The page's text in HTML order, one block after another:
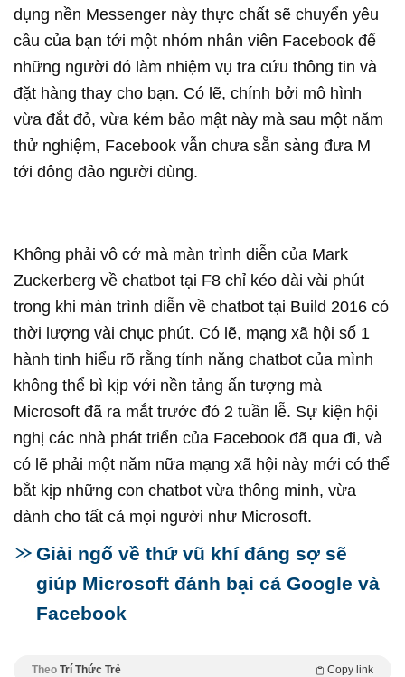
dụng nền Messenger này thực chất sẽ chuyển yêu
cầu của bạn tới một nhóm nhân viên Facebook để
những người đó làm nhiệm vụ tra cứu thông tin và
đặt hàng thay cho bạn. Có lẽ, chính bởi mô hình
vừa đắt đỏ, vừa kém bảo mật này mà sau một năm
thử nghiệm, Facebook vẫn chưa sẵn sàng đưa M
tới đông đảo người dùng.
Không phải vô cớ mà màn trình diễn của Mark
Zuckerberg về chatbot tại F8 chỉ kéo dài vài phút
trong khi màn trình diễn về chatbot tại Build 2016 có
thời lượng vài chục phút. Có lẽ, mạng xã hội số 1
hành tinh hiểu rõ rằng tính năng chatbot của mình
không thể bì kịp với nền tảng ấn tượng mà
Microsoft đã ra mắt trước đó 2 tuần lễ. Sự kiện hội
nghị các nhà phát triển của Facebook đã qua đi, và
có lẽ phải một năm nữa mạng xã hội này mới có thể
bắt kịp những con chatbot vừa thông minh, vừa
dành cho tất cả mọi người như Microsoft.
Giải ngố về thứ vũ khí đáng sợ sẽ
giúp Microsoft đánh bại cả Google và
Facebook
Theo Trí Thức Trẻ Copy link